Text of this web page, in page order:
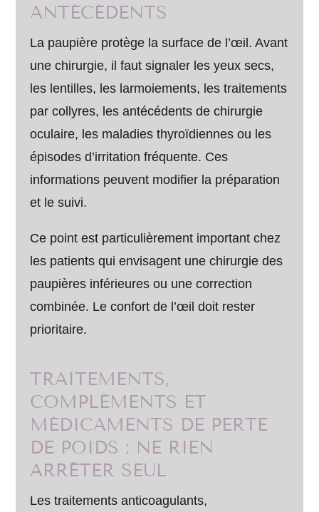
ANTÉCÉDENTS
La paupière protège la surface de l’œil. Avant
une chirurgie, il faut signaler les yeux secs,
les lentilles, les larmoiements, les traitements
par collyres, les antécédents de chirurgie
oculaire, les maladies thyroïdiennes ou les
épisodes d’irritation fréquente. Ces
informations peuvent modifier la préparation
et le suivi.
Ce point est particulièrement important chez
les patients qui envisagent une chirurgie des
paupières inférieures ou une correction
combinée. Le confort de l’œil doit rester
prioritaire.
TRAITEMENTS,
COMPLÉMENTS ET
MÉDICAMENTS DE PERTE
DE POIDS : NE RIEN
ARRÊTER SEUL
Les traitements anticoagulants,